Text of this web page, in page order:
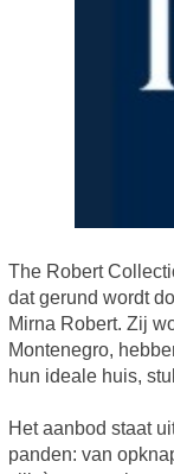
The Robert
dat gerund wordt
Mirna Robert. Zij
Montenegro,
hun ideale huis,
Het aanbod staat
panden: van